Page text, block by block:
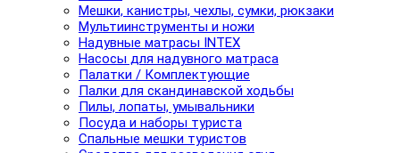
Мешки, канистры, чехлы, сумки, рюкзаки
Мультиинструменты и ножи
Надувные матрасы INTEX
Насосы для надувного матраса
Палатки / Комплектующие
Палки для скандинавской ходьбы
Пилы, лопаты, умывальники
Посуда и наборы туриста
Спальные мешки туристов